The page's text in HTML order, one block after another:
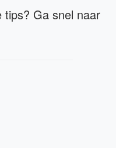
tips? Ga snel naar